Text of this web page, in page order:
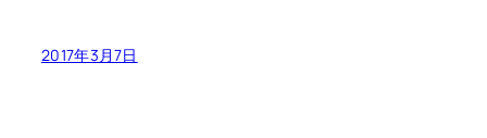
2017年3月7日